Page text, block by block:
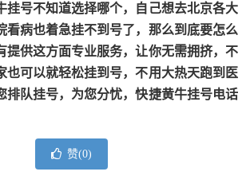
挂号不知道选择哪个，自己想去北京各大
看病也着急挂不到号了，那么到底要怎么
提供这方面专业服务，让你无需拥挤，不
也可以就轻松挂到号，不用大热天跑到医
排队挂号，为您分忧，快捷黄牛挂号电话
赞(0)